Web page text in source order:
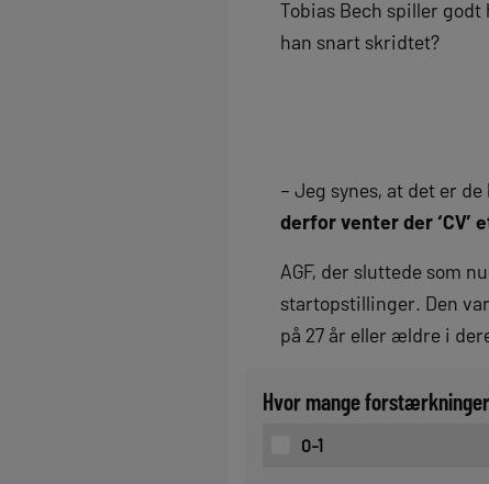
Tobias Bech spiller
han snart skridtet?
– Jeg synes, at det er
derfor venter der
AGF, der sluttede som
startopstillinger. Den
på 27 år eller ældre i
Hvor mange forstærkninger
0-1